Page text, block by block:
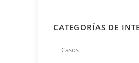
CATEGORÍAS DE